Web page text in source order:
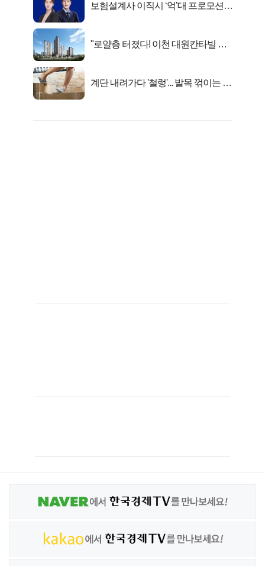
보험설계사 이직시 ‘억’대 프로모션!
"로얄층 터졌다! 이천 대원칸타빌 잔
계단 내려가다 '철렁'... 발목 꺾이는 이